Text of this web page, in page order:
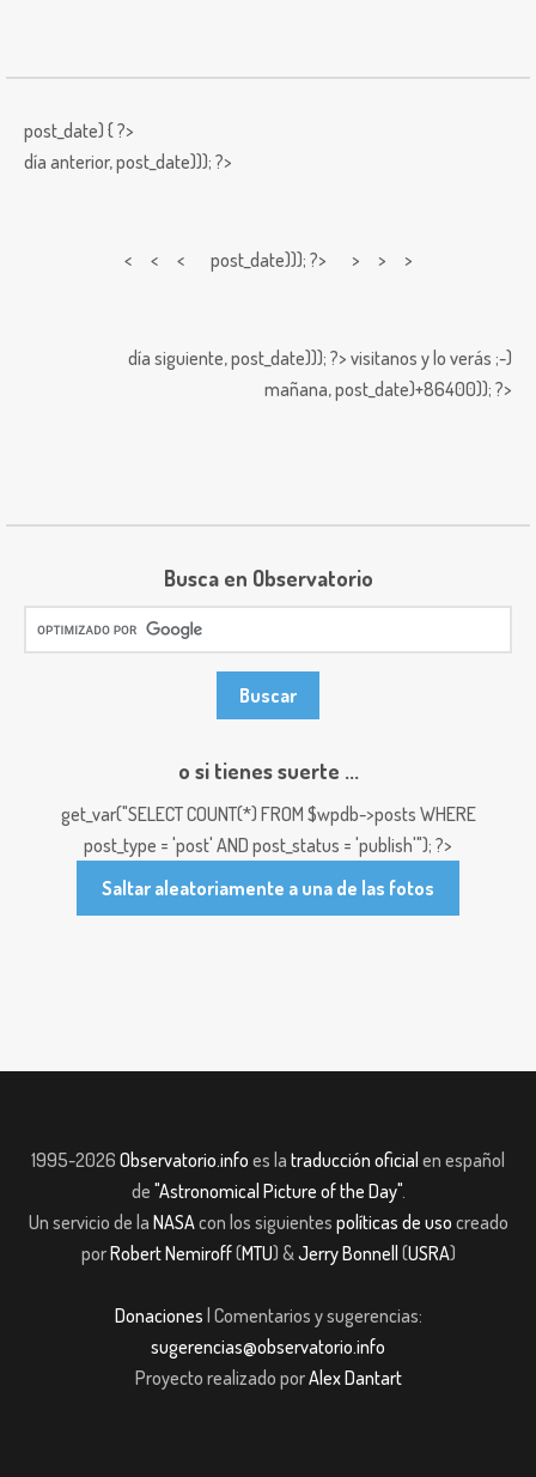
post_date) { ?>
día anterior,post_date))); ?>
< < < post_date))); ?> > > >
día siguiente,post_date))); ?> visitanos y lo verás ;-)
mañana,post_date)+86400)); ?>
Busca en Observatorio
o si tienes suerte ...
get_var("SELECT COUNT(*) FROM $wpdb->posts WHERE
post_type = 'post' AND post_status = 'publish'"); ?>
Saltar aleatoriamente a una de las fotos
1995-2026 Observatorio.info es la traducción oficial en español
de "Astronomical Picture of the Day".
Un servicio de la NASAcon los siguientes políticas de uso creado
porRobert Nemiroff(MTU) &Jerry Bonnell (USRA)
Donaciones | Comentarios y sugerencias:
sugerencias@observatorio.info
Proyecto realizado porAlex Dantart